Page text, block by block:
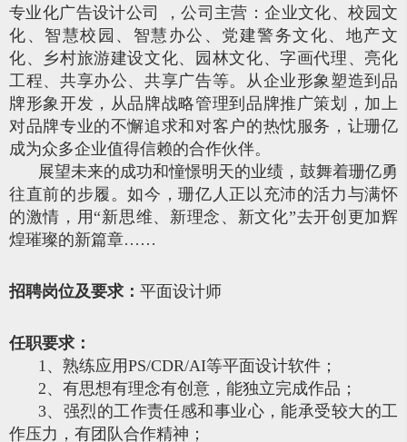
专业化广告设计公司 ，公司主营：企业文化、校园文
化、智慧校园、智慧办公、党建警务文化、地产文
化、乡村旅游建设文化、园林文化、字画代理、亮化
工程、共享办公、共享广告等。从企业形象塑造到品
牌形象开发，从品牌战略管理到品牌推广策划，加上
对品牌专业的不懈追求和对客户的热忱服务，让珊亿
成为众多企业值得信赖的合作伙伴。
展望未来的成功和憧憬明天的业绩，鼓舞着珊亿勇
往直前的步履。如今，珊亿人正以充沛的活力与满怀
的激情，用“新思维、新理念、新文化”去开创更加辉
煌璀璨的新篇章……
招聘岗位及要求： 平面设计师
任职要求：
1、熟练应用PS/CDR/AI等平面设计软件；
2、有思想有理念有创意，能独立完成作品；
3、强烈的工作责任感和事业心，能承受较大的工
作压力，有团队合作精神；